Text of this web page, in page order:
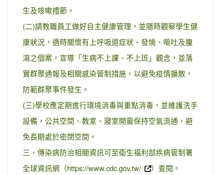
生及咳嗽禮節。
(二)請教職員工做好自主健康管理，並隨時觀察學生健
康狀況，適時關懷有上呼吸道症狀、發燒、嘔吐及腹
瀉之個案，宣導「生病不上課、不上班」觀念，並落
實群聚通報及相關感染管制措施，以避免疫情擴散，
防範群聚事件發生。
(三)學校應定期進行環境消毒與重點消毒，並維護洗手
設備，公共空間、教室、寢室開窗保持空氣流通，避
免長期處於密閉空間。
三、傳染病防治相關資訊可至衛生福利部疾病管制署
全球資訊網（https://www.cdc.gov.tw/
）查閱。